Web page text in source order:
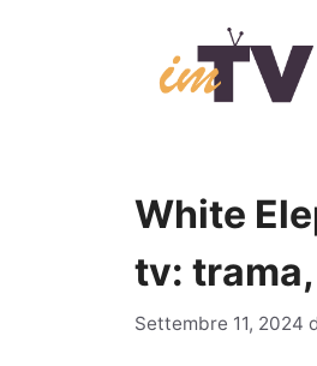
White
tv:
Settembre 11, 2024